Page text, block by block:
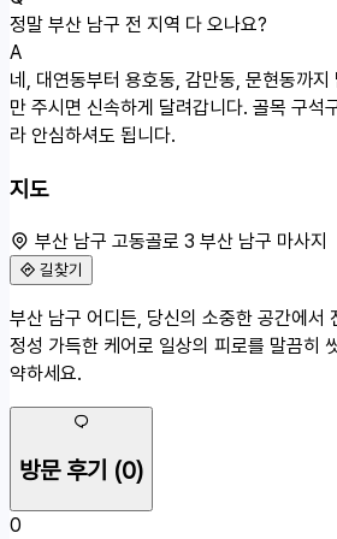
정말 부산 남구 전 지역 다 오나요?
A
네, 대연동부터 용호동, 감만동, 문현동까
만 주시면 신속하게 달려갑니다. 골목 구석
라 안심하셔도 됩니다.
지도
부산 남구 고동골로 3 부산 남구 마사지
길찾기
부산 남구 고동골로 3
부산 남구 어디든, 당신의 소중한 공간에서
정성 가득한 케어로 일상의 피로를 말끔히
약하세요.
방문 후기 (0)
0